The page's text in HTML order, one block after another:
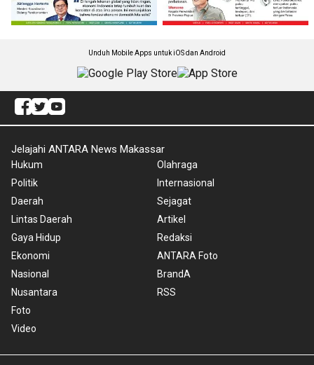
Unduh Mobile Apps untuk iOS dan Android
Jelajahi ANTARA News Makassar
Hukum
Politik
Daerah
Lintas Daerah
Gaya Hidup
Ekonomi
Nasional
Nusantara
Foto
Video
Olahraga
Internasional
Sejagat
Artikel
Redaksi
ANTARA Foto
BrandA
RSS